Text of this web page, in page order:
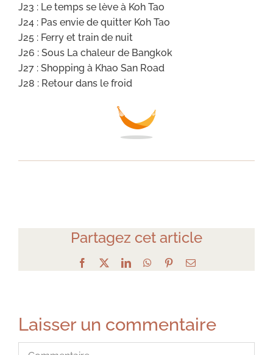
J23 : Le temps se lève à Koh Tao
J24 : Pas envie de quitter Koh Tao
J25 : Ferry et train de nuit
J26 : Sous La chaleur de Bangkok
J27 : Shopping à Khao San Road
J28 : Retour dans le froid
Partagez cet article
Facebook LinkedInWhatsApp
PinterestEmail
Laisser un commentaire